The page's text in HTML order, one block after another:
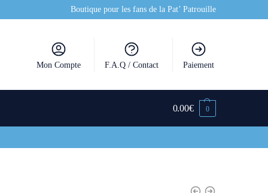
Boutique pour les fans de la Pat’ Patrouille
Mon Compte F.A.Q / Contact Paiement
0.00€ 0